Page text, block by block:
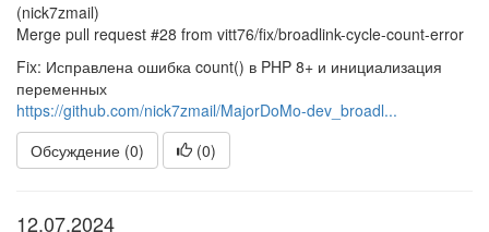
(nick7zmail)
Merge pull request #28 from vitt76/fix/broadlink-cycle-count-error
Fix: Исправлена ошибка count() в PHP 8+ и инициализация
переменных
https://github.com/nick7zmail/MajorDoMo-dev_broadl...
Обсуждение (0)
(0)
12.07.2024